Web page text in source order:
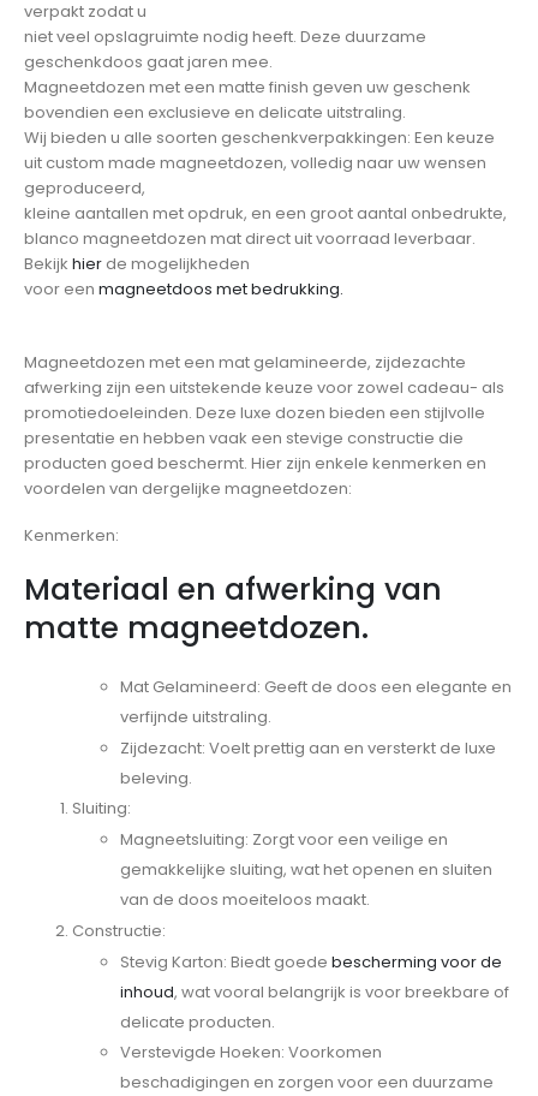
verpakt zodat u
niet veel opslagruimte nodig heeft. Deze duurzame
geschenkdoos gaat jaren mee.
Magneetdozen met een matte finish geven uw geschenk
bovendien een exclusieve en delicate uitstraling.
Wij bieden u alle soorten geschenkverpakkingen: Een keuze
uit custom made magneetdozen, volledig naar uw wensen
geproduceerd,
kleine aantallen met opdruk, en een groot aantal onbedrukte,
blanco magneetdozen mat direct uit voorraad leverbaar.
Bekijk hier de mogelijkheden
voor een magneetdoos met bedrukking.
Magneetdozen met een mat gelamineerde, zijdezachte
afwerking zijn een uitstekende keuze voor zowel cadeau- als
promotiedoeleinden. Deze luxe dozen bieden een stijlvolle
presentatie en hebben vaak een stevige constructie die
producten goed beschermt. Hier zijn enkele kenmerken en
voordelen van dergelijke magneetdozen:
Kenmerken:
Materiaal en afwerking van
matte magneetdozen.
Mat Gelamineerd: Geeft de doos een elegante en
verfijnde uitstraling.
Zijdezacht: Voelt prettig aan en versterkt de luxe
beleving.
Sluiting:
Magneetsluiting: Zorgt voor een veilige en
gemakkelijke sluiting, wat het openen en sluiten
van de doos moeiteloos maakt.
Constructie:
Stevig Karton: Biedt goede bescherming voor de
inhoud, wat vooral belangrijk is voor breekbare of
delicate producten.
Verstevigde Hoeken: Voorkomen
beschadigingen en zorgen voor een duurzame